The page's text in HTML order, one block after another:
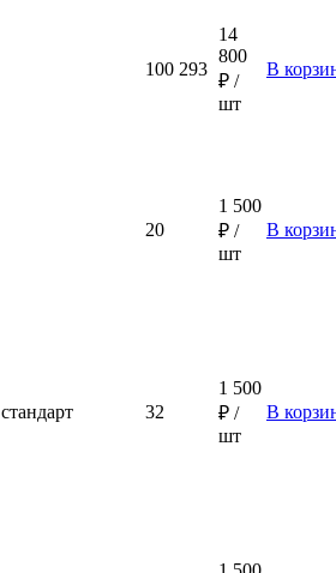
100 293
14
800
₽ /
шт
В
20
1 500
₽ /
шт
В
стандарт 32
1 500
₽ /
шт
В